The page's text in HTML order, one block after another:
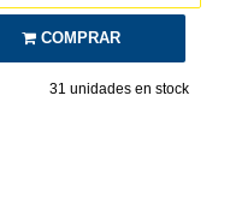
COMPRAR
31 unidades en stock